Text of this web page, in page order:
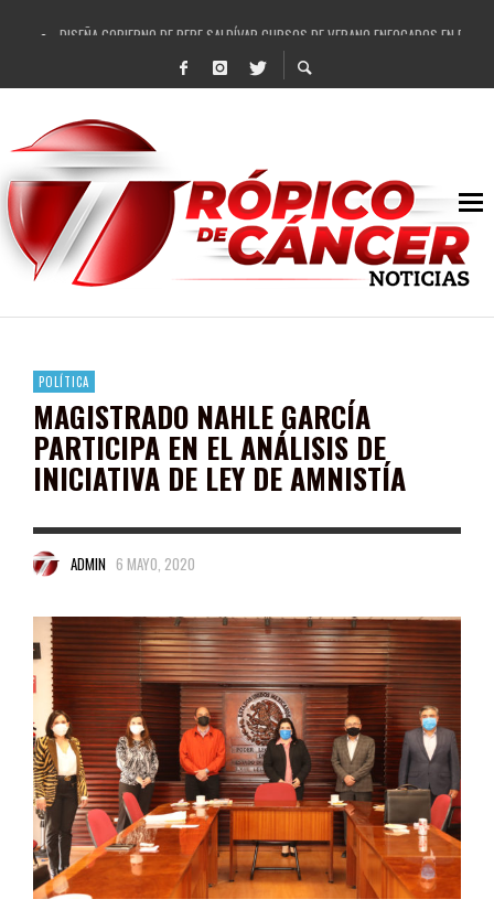
DISEÑA GOBIERNO DE PEPE SALDÍVAR CURSOS DE VERANO ENFOCADOS EN
REFRENDAN LOS 28 DELEGADOS Y 14 COMISARIADOS DE GUADALUPE APOYO A
FORTALECE GOBIERNO DE PEPE SALDÍVAR LA EDUCACIÓN EN LA ZACATECANA
GOBIERNO DE PEPE SALDÍVAR Y GRUPO FEMSA GENERAN MÁS DE 3 MIL EMPLEOS
CUARTA FERIA EXPO AGROPECUARIA TRAJO BENEFICIO DIRECTO A GUADALUPE:
RECONOCE PEPE SALDÍVAR A ARTISTA ZACATECANA VICTORIA HERNÁNDEZ
EGRESA GOBIERNO DE PEPE SALDÍVAR A 500 NUEVAS EMPRESARIAS
SON MUJERES GUADALUPENSES PRINCIPALES BENEFICIADAS DEL PROGRAMA
POLÍTICA
MAGISTRADO NAHLE GARCÍA
PARTICIPA EN EL ANÁLISIS DE
INICIATIVA DE LEY DE AMNISTÍA
ADMIN 6 MAYO, 2020